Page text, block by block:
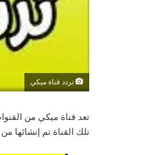
تردد قناة ميكي
تعد قناة ميكي من
تلك القناة تم إنشائها